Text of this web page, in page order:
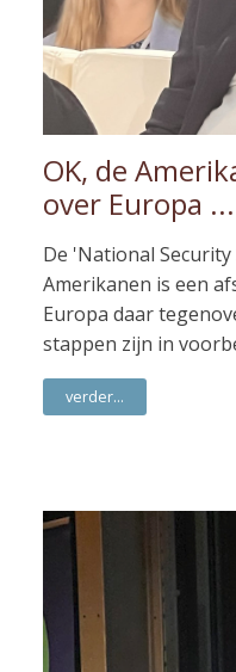
OK, de
over Europa
De 'National
Amerikanen is een
Europa daar
stappen zijn in
verder...